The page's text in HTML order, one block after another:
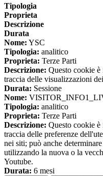
Tipologia
Proprieta
Descrizione
Durata
Nome: YSC
Tipologia: analitico
Proprieta: Terze Parti
Descrizione: Questo cookie è
traccia delle visualizzazioni
Durata: Sessione
Nome:
Tipologia: analitico
Proprieta: Terze Parti
Descrizione: Questo cookie è
traccia delle preferenze
nei siti; può anche
utilizzando la nuova o la
Youtube.
Durata: 6 mesi